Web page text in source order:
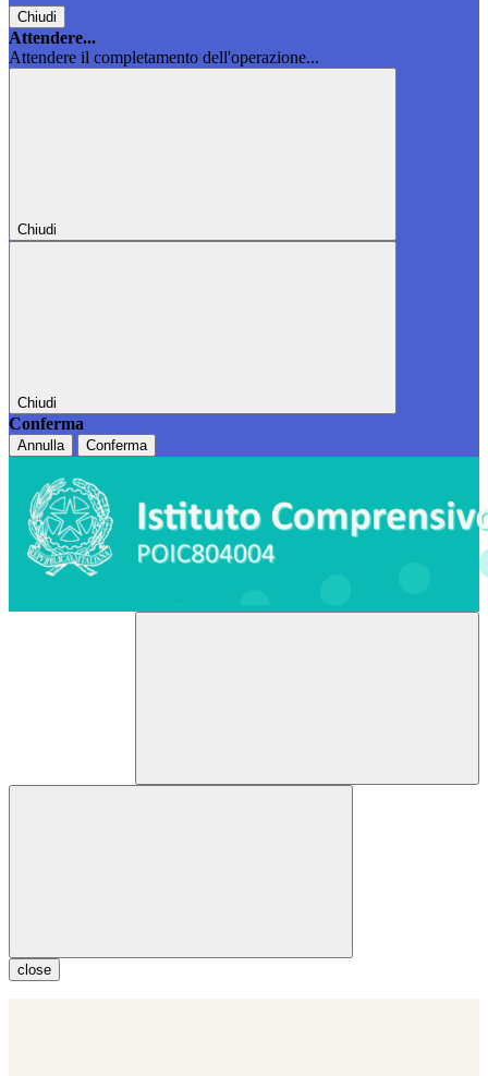
Chiudi
Attendere...
Attendere il completamento dell'operazione...
Chiudi
Chiudi
Conferma
Annulla Conferma
close